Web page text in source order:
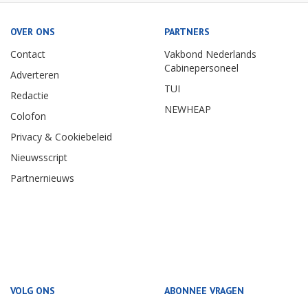
OVER ONS
Contact
Adverteren
Redactie
Colofon
Privacy & Cookiebeleid
Nieuwsscript
Partnernieuws
PARTNERS
Vakbond Nederlands
Cabinepersoneel
TUI
NEWHEAP
VOLG ONS ABONNEE VRAGEN